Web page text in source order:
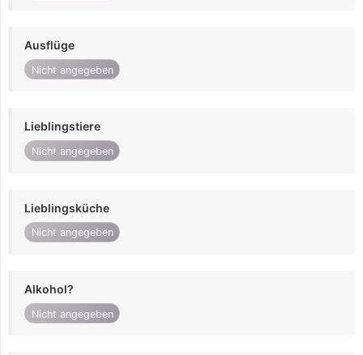
Ausflüge
Nicht angegeben
Lieblingstiere
Nicht angegeben
Lieblingsküche
Nicht angegeben
Alkohol?
Nicht angegeben